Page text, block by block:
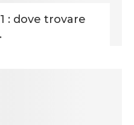
: dove trovare